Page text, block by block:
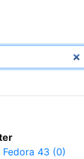
Fedora 43 (0)